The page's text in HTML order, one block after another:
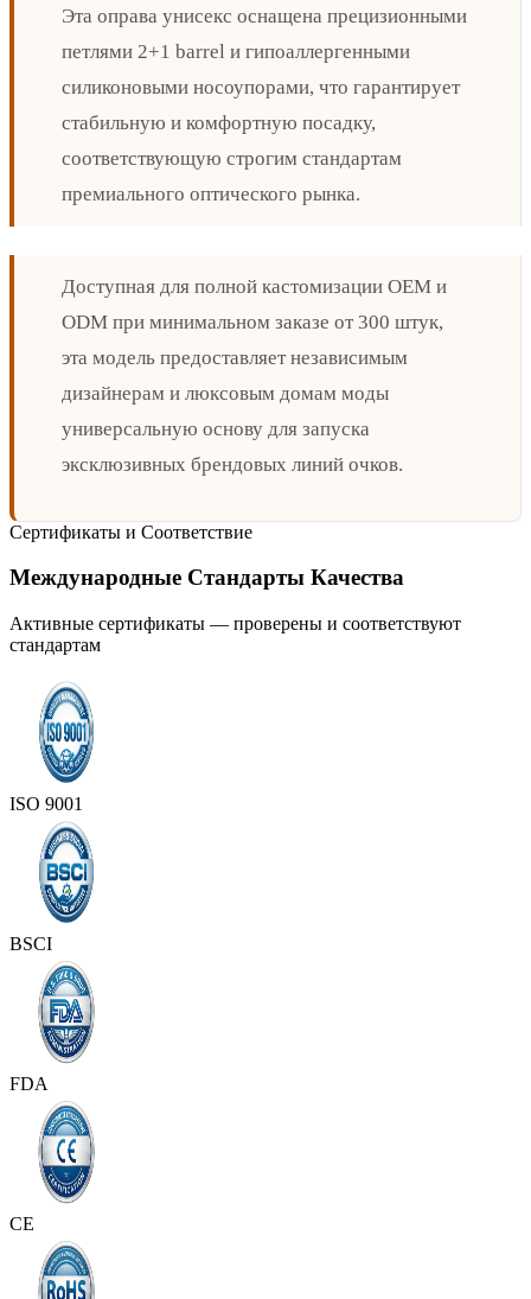
Эта оправа унисекс оснащена прецизионными
петлями 2+1 barrel и гипоаллергенными
силиконовыми носоупорами, что гарантирует
стабильную и комфортную посадку,
соответствующую строгим стандартам
премиального оптического рынка.
Доступная для полной кастомизации OEM и
ODM при минимальном заказе от 300 штук,
эта модель предоставляет независимым
дизайнерам и люксовым домам моды
универсальную основу для запуска
эксклюзивных брендовых линий очков.
Сертификаты и Соответствие
Международные Стандарты Качества
Активные сертификаты — проверены и соответствуют
стандартам
ISO 9001
BSCI
FDA
CE